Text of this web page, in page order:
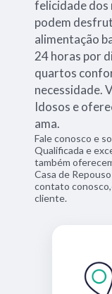
felicidade dos
podem
alimentação
24 horas por
quartos
necessidade.
Idosos e
ama.
Fale conosco e
Qualificada e
também
Casa de
contato
cliente.